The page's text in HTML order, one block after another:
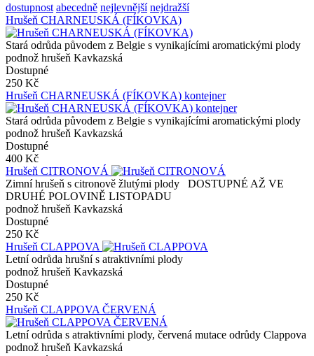
dostupnost abecedně nejlevnější nejdražší
Hrušeň CHARNEUSKÁ (FÍKOVKA)
Stará odrůda původem z Belgie s vynikajícími aromatickými plody
podnož hrušeň Kavkazská
Dostupné
250 Kč
Hrušeň CHARNEUSKÁ (FÍKOVKA) kontejner
Stará odrůda původem z Belgie s vynikajícími aromatickými plody
podnož hrušeň Kavkazská
Dostupné
400 Kč
Hrušeň CITRONOVÁ
Zimní hrušeň s citronově žlutými plody DOSTUPNÉ AŽ VE
DRUHÉ POLOVINĚ LISTOPADU
podnož hrušeň Kavkazská
Dostupné
250 Kč
Hrušeň CLAPPOVA
Letní odrůda hrušní s atraktivními plody
podnož hrušeň Kavkazská
Dostupné
250 Kč
Hrušeň CLAPPOVA ČERVENÁ
Letní odrůda s atraktivními plody, červená mutace odrůdy Clappova
podnož hrušeň Kavkazská